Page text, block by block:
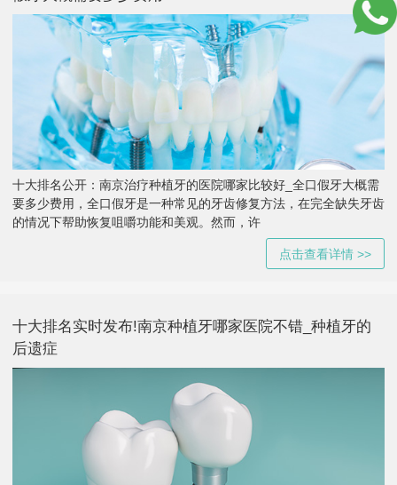
十大排名公开：南京治疗种植牙的医院哪家比较好_全口假牙大概需
要多少费用，全口假牙是一种常见的牙齿修复方法，在完全缺失牙齿
的情况下帮助恢复咀嚼功能和美观。然而，许
点击查看详情 >>
十大排名实时发布!南京种植牙哪家医院不错_种植牙的
后遗症